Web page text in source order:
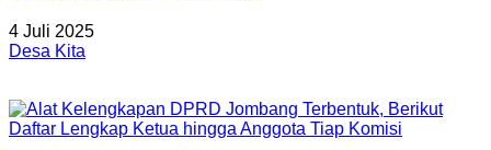
4 Juli 2025
Desa Kita